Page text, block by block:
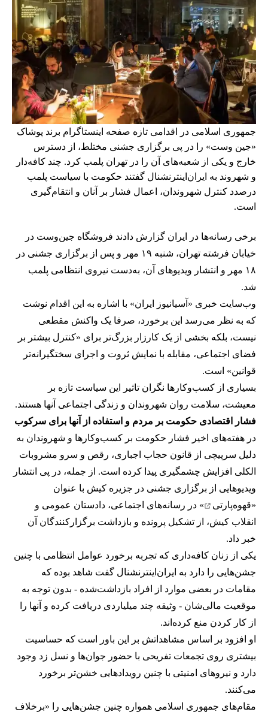
جمهوری اسلامی در اقدامی تازه صفحه اینستاگرام برند پوشاک
«جین وست» را در پی برگزاری جشنی مختلط، از دسترس
خارج و یکی از شعبه‌های آن را در تهران پلمب کرد. چند کافه‌‌دار
و شهروند به ایران‌اینترنشنال گفتند حکومت با سیاست پلمب
درصدد کنترل شهروندان، اعمال فشار بر آنان و انتقام‌گیری
است.
برخی رسانه‌ها در ایران گزارش دادند فروشگاه جین‌وست در
خیابان فرشته تهران، شنبه ۱۹ مهر و پس از برگزاری جشنی در
۱۸ مهر و انتشار ویدیوهای آن، به‌دست نیروی انتظامی پلمب
شد.
وب‌سایت خبری «آسیانیوز ایران» با اشاره به این اقدام نوشت
که به نظر می‌رسد این برخورد، صرفا یک واکنش مقطعی
نیست، بلکه بخشی از یک کارزار بزرگ‌تر برای «کنترل بیشتر بر
فضای اجتماعی، مقابله با نمایش ثروت و اجرای سختگیرانه‌تر
قوانین» است.
بسیاری از کسب‌وکارها نگران تاثیر این سیاست‌ تازه بر
معیشت، سلامت روان شهروندان و زندگی اجتماعی آنها هستند.
فشار اقتصادی حکومت بر مردم و استفاده از آنها برای سرکوب
در هفته‌های اخیر فشار حکومت بر کسب‌وکارها و شهروندان به
دلیل سرپیچی از قانون حجاب اجباری، رقص و سرو مشروبات
الکلی افزایش چشمگیری پیدا کرده است. از جمله، در پی انتشار
ویدیوهایی از برگزاری جشنی در جزیره کیش با عنوان
«قهوه‌پارتی
» در رسانه‌های اجتماعی، دادستان عمومی و
انقلاب کیش، از تشکیل پرونده و بازداشت برگزارکنندگان آن
خبر داد.
یکی از زنان کافه‌داری که تجربه برخورد عوامل انتظامی با چنین
جشن‌هایی را دارد به ایران‌اینترنشنال گفت شاهد بوده که
مقامات در بعضی موارد از افراد بازداشت‌‌شده - بدون توجه به
موقعیت مالی‌شان - وثیقه چند میلیاردی دریافت کرده و آنها را
از کار کردن منع کرده‌اند.
او افزود بر اساس مشاهداتش بر این باور است که حساسیت
بیشتری روی تجمعات تفریحی با حضور جوان‌ها و نسل زد وجود
دارد و نیروهای امنیتی با چنین رویدادهایی خشن‌تر برخورد
می‌کنند.
مقام‌های جمهوری اسلامی همواره چنین جشن‌هایی را «برخلاف